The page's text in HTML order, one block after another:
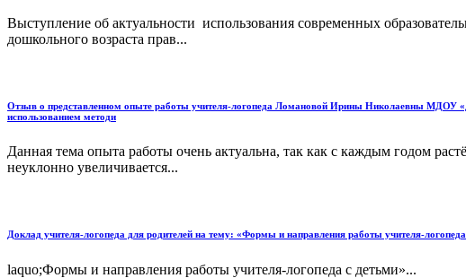
Выступление об актуальности использования современных
дошкольного возраста прав...
Отзыв о представленном опыте работы учителя-логопеда Ломановой Ирины Николаевны МДОУ
использованием методи
Данная тема опыта работы очень актуальна, так как с каждым годом
неуклонно увеличивается...
Доклад учителя-логопеда для родителей на тему: «Формы и направления работы учителя-
laquo;Формы и направления работы учителя-логопеда с детьми»...